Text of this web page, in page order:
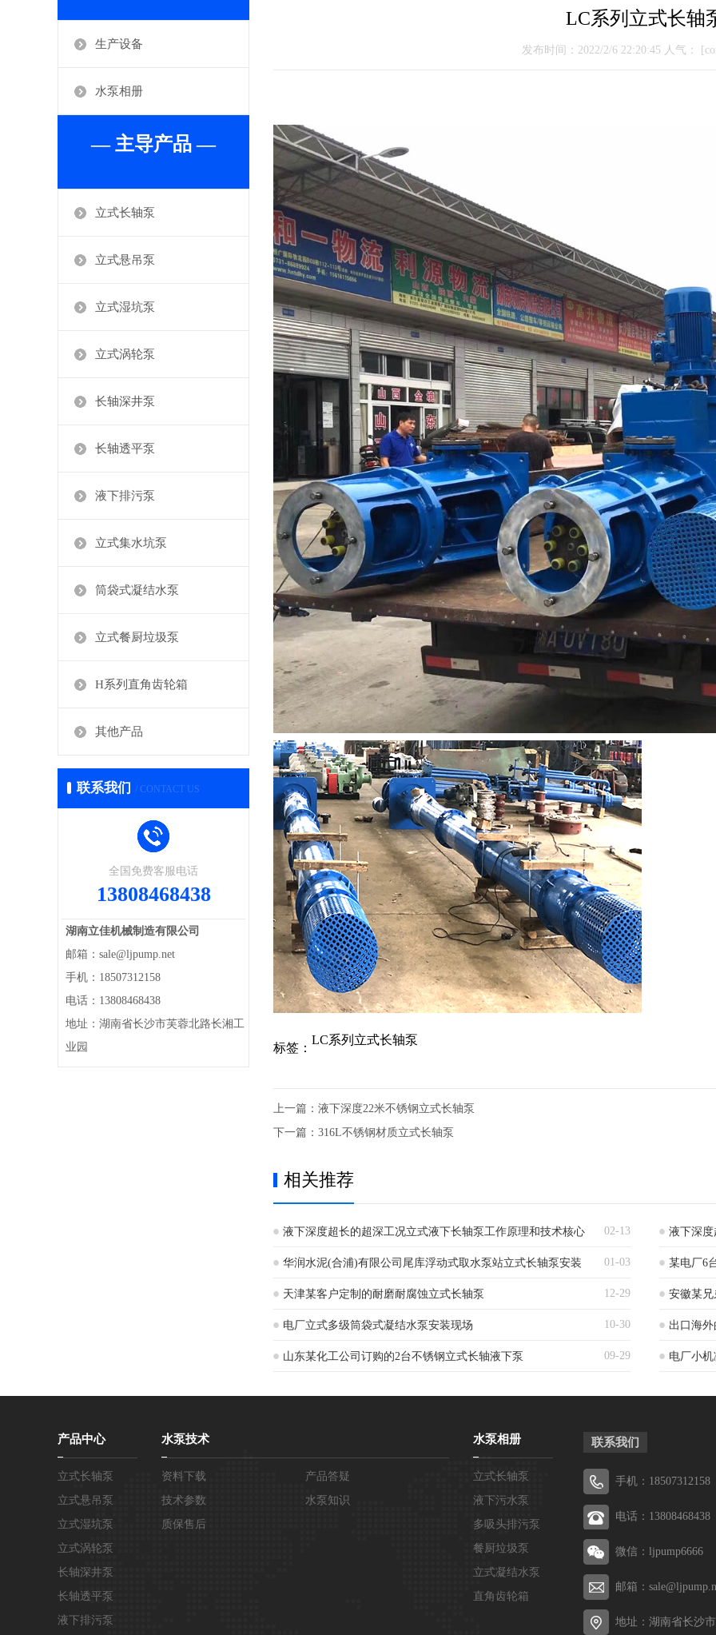
生产设备
水泵相册
— 主导产品 —
立式长轴泵
立式悬吊泵
立式湿坑泵
立式涡轮泵
长轴深井泵
长轴透平泵
液下排污泵
立式集水坑泵
筒袋式凝结水泵
立式餐厨垃圾泵
H系列直角齿轮箱
其他产品
联系我们 / CONTACT US
全国免费客服电话
13808468438
湖南立佳机械制造有限公司
邮箱：sale@ljpump.net
手机：18507312158
电话：13808468438
地址：湖南省长沙市芙蓉北路长湘工
业园
LC系列立式长轴
发布时间：2022/2/6 22:20:45 人气：
标签：
LC系列立式长轴泵
上一篇： 液下深度22米不锈钢立式长轴泵
下一篇： 316L不锈钢材质立式长轴泵
相关推荐
02-13
液下深度超长的超深工况立式液下长轴泵工作原理和技术核心 液下深
01-03
华润水泥(合浦)有限公司尾库浮动式取水泵站立式长轴泵安装
现场
某电厂6
12-29
天津某客户定制的耐磨耐腐蚀立式长轴泵 安徽某
10-30
电厂立式多级筒袋式凝结水泵安装现场 出口海
09-29
山东某化工公司订购的2台不锈钢立式长轴液下泵 电厂小
产品中心
立式长轴泵
立式悬吊泵
立式湿坑泵
立式涡轮泵
长轴深井泵
长轴透平泵
液下排污泵
水泵技术
资料下载
产品答疑
技术参数
水泵知识
质保售后
水泵相册
立式长轴泵
液下污水泵
多吸头排污泵
餐厨垃圾泵
立式凝结水泵
直角齿轮箱
联系我们
手机：18507312158
电话：13808468438
微信：ljpump6666
邮箱：
地址：湖南省长沙